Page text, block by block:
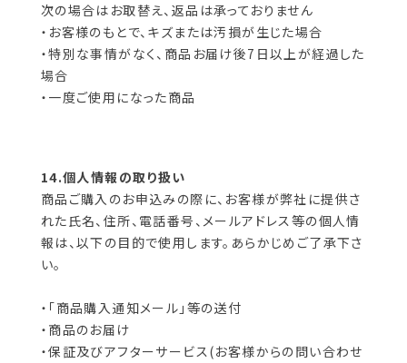
次の場合はお取替え、返品は承っておりません
・お客様のもとで、キズまたは汚損が生じた場合
・特別な事情がなく、商品お届け後7日以上が経過した
場合
・一度ご使用になった商品
14.個人情報の取り扱い
商品ご購入のお申込みの際に、お客様が弊社に提供さ
れた氏名、住所、電話番号、メールアドレス等の個人情
報は、以下の目的で使用します。あらかじめご了承下さ
い。
・「商品購入通知メール」等の送付
・商品のお届け
・保証及びアフターサービス(お客様からの問い合わせ